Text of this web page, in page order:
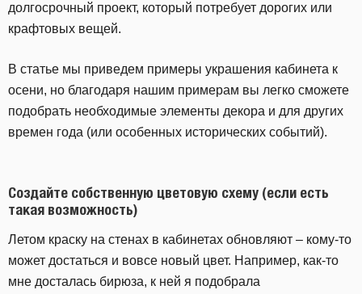
долгосрочный проект, который потребует дорогих или
крафтовых вещей.
В статье мы приведем примеры украшения кабинета к
осени, но благодаря нашим примерам вы легко сможете
подобрать необходимые элементы декора и для других
времен года (или особенных исторических событий).
Создайте собственную цветовую схему (если есть
такая возможность)
Летом краску на стенах в кабинетах обновляют – кому-то
может достаться и вовсе новый цвет. Например, как-то
мне досталась бирюза, к ней я подобрала